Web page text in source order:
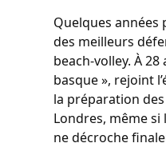
Quelques années
des meilleurs
beach-volley. À 28
basque », rejoint
la préparation
Londres, même
ne décroche